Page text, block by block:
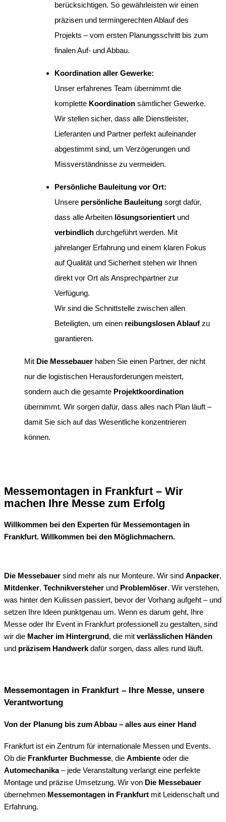
berücksichtigen. So gewährleisten wir einen
präzisen und termingerechten Ablauf des
Projekts – vom ersten Planungsschritt bis zum
finalen Auf- und Abbau.
Koordination aller Gewerke:
Unser erfahrenes Team übernimmt die
komplette Koordination sämtlicher Gewerke.
Wir stellen sicher, dass alle Dienstleister,
Lieferanten und Partner perfekt aufeinander
abgestimmt sind, um Verzögerungen und
Missverständnisse zu vermeiden.
Persönliche Bauleitung vor Ort:
Unsere persönliche Bauleitung sorgt dafür,
dass alle Arbeiten lösungsorientiert und
verbindlich durchgeführt werden. Mit
jahrelanger Erfahrung und einem klaren Fokus
auf Qualität und Sicherheit stehen wir Ihnen
direkt vor Ort als Ansprechpartner zur
Verfügung.
Wir sind die Schnittstelle zwischen allen
Beteiligten, um einen reibungslosen Ablauf zu
garantieren.
Mit Die Messebauer haben Sie einen Partner, der nicht
nur die logistischen Herausforderungen meistert,
sondern auch die gesamte Projektkoordination
übernimmt. Wir sorgen dafür, dass alles nach Plan läuft –
damit Sie sich auf das Wesentliche konzentrieren
können.
Messemontagen in Frankfurt – Wir
machen Ihre Messe zum Erfolg
Willkommen bei den Experten für Messemontagen in
Frankfurt. Willkommen bei den Möglichmachern.
Die Messebauer sind mehr als nur Monteure. Wir sind Anpacker,
Mitdenker, Technikversteher und Problemlöser. Wir verstehen,
was hinter den Kulissen passiert, bevor der Vorhang aufgeht – und
setzen Ihre Ideen punktgenau um. Wenn es darum geht, Ihre
Messe oder Ihr Event in Frankfurt professionell zu gestalten, sind
wir die Macher im Hintergrund, die mit verlässlichen Händen
und präzisem Handwerkdafür sorgen, dass alles rund läuft.
Messemontagen in Frankfurt – Ihre Messe, unsere
Verantwortung
Von der Planung bis zum Abbau – alles aus einer Hand
Frankfurt ist ein Zentrum für internationale Messen und Events.
Ob die Frankfurter Buchmesse, die Ambiente oder die
Automechanika– jede Veranstaltung verlangt eine perfekte
Montage und präzise Umsetzung. Wir von Die Messebauer
übernehmen Messemontagen in Frankfurt mit Leidenschaft und
Erfahrung.